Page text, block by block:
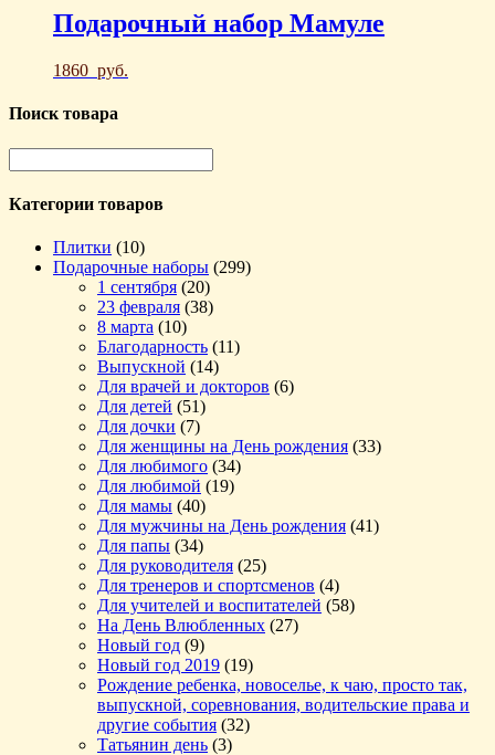
Подарочный набор Мамуле
1860 руб.
Поиск товара
Категории товаров
Плитки (10)
Подарочные наборы (299)
1 сентября (20)
23 февраля (38)
8 марта (10)
Благодарность (11)
Выпускной (14)
Для врачей и докторов (6)
Для детей (51)
Для дочки (7)
Для женщины на День рождения (33)
Для любимого (34)
Для любимой (19)
Для мамы (40)
Для мужчины на День рождения (41)
Для папы (34)
Для руководителя (25)
Для тренеров и спортсменов (4)
Для учителей и воспитателей (58)
На День Влюбленных (27)
Новый год (9)
Новый год 2019 (19)
Рождение ребенка, новоселье, к чаю, просто так,
выпускной, соревнования, водительские права и
другие события (32)
Татьянин день (3)